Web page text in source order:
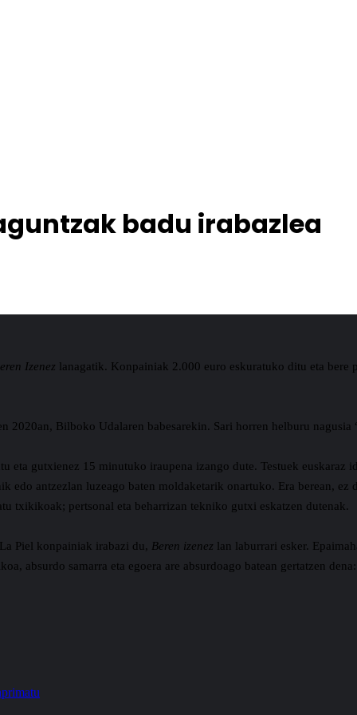
badu irabazlea
Izenez lanagatik. Konpainiak 2.000 euro eskuratuko ditu eta bere
Bilboko Udalaren babesarekin. Sari horren helburu
eta gutxienez 15 minutuko iraupena izango dute. Testuek euskaraz
edo antzezlan luzeago baten moldaketarik onartuko. Era berean,
txikikoak; pertsonal eta beharrizan tekniko gutxi eskatzen dutenak.
Piel konpainiak irabazi du, Beren izenez lan laburrari esker.
absurdo samarra eta egoera are absurdoago batean gertatzen